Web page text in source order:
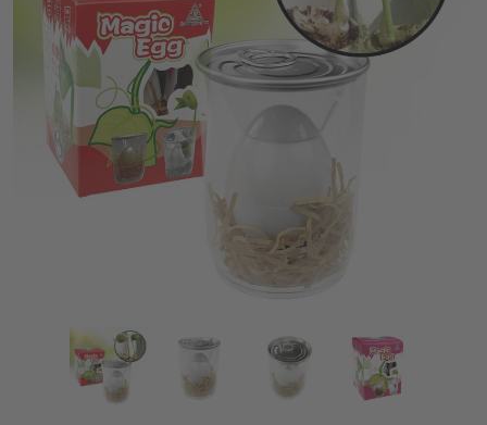
Ei mit wachsender Liebeserklärung
Zurück